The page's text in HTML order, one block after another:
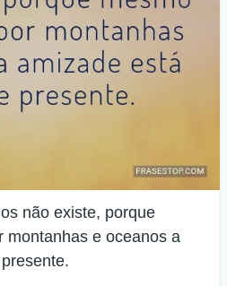
não existe, porque
montanhas e oceanos a